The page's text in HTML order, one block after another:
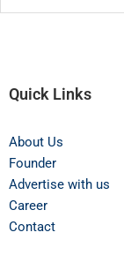
Quick Links
About Us
Founder
Advertise with us
Career
Contact